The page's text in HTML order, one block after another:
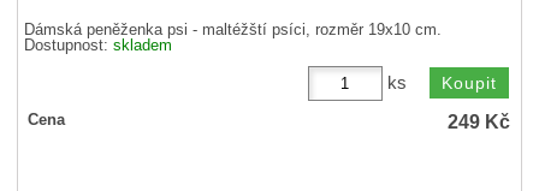
Dámská peněženka psi - maltéžští psíci, rozměr 19x10 cm.
Dostupnost:skladem
ks
Cena 249 Kč